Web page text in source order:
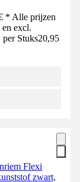
* Alle prijzen
excl.
per Stuks20,95
Flexi
zwart,